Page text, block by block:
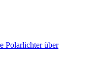
Polarlichter über